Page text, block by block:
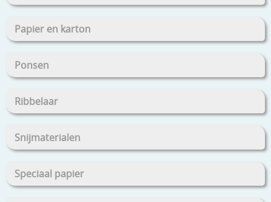
Papier en karton
Ponsen
Ribbelaar
Snijmaterialen
Speciaal papier